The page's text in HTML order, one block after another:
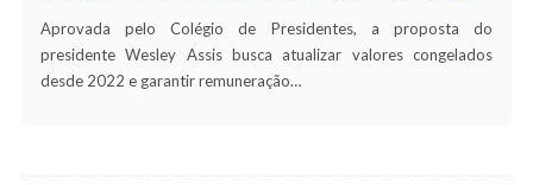
Aprovada pelo Colégio de Presidentes, a proposta do
presidente Wesley Assis busca atualizar valores congelados
desde 2022 e garantir remuneração…